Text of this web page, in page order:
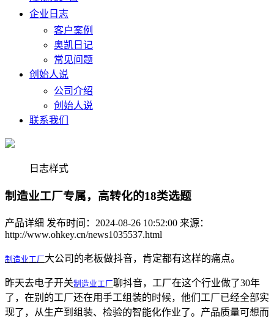
企业日志
客户案例
奥凯日记
常见问题
创始人说
公司介绍
创始人说
联系我们
日志样式
制造业工厂专属，高转化的18类选题
产品详细 发布时间：2024-08-26 10:52:00 来源：
http://www.ohkey.cn/news1035537.html
制造业工厂大公司的老板做抖音，肯定都有这样的痛点。
昨天去电子开关制造业工厂聊抖音，工厂在这个行业做了30年
了，在别的工厂还在用手工组装的时候，他们工厂已经全部实
现了，从生产到组装、检验的智能化作业了。产品质量可想而